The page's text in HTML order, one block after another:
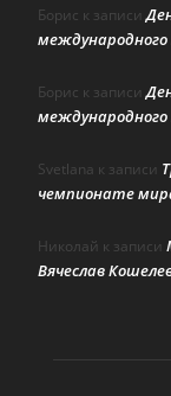
Борис к записи
Борис к записи
Svetlana к записи
чемпионате мира
Николай к записи
Вячеслав